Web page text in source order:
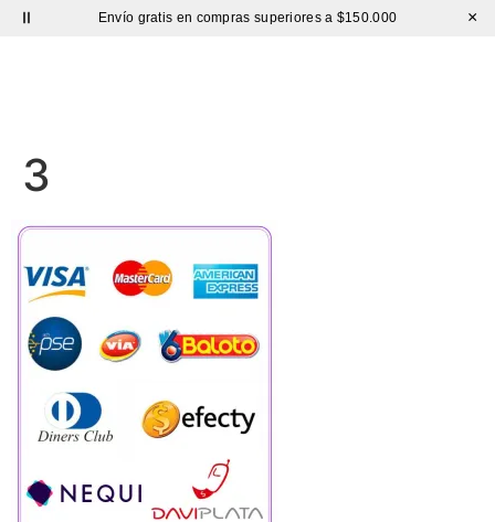
Envío gratis en compras superiores a $150.000 ×
3